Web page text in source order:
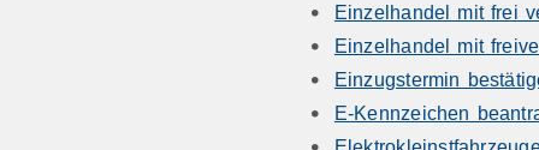
Einzelhandel mit frei
Einzelhandel mit
Einzugstermin
E-Kennzeichen